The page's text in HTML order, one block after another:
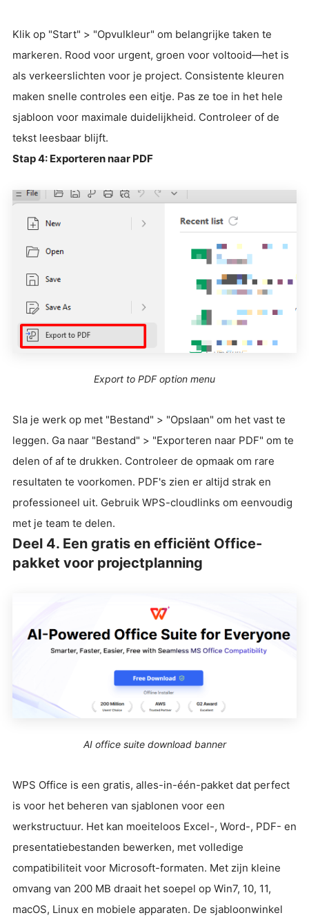
Klik op "Start" > "Opvulkleur" om belangrijke taken te
markeren. Rood voor urgent, groen voor voltooid—het is
als verkeerslichten voor je project. Consistente kleuren
maken snelle controles een eitje. Pas ze toe in het hele
sjabloon voor maximale duidelijkheid. Controleer of de
tekst leesbaar blijft.
Stap 4: Exporteren naar PDF
Export to PDF option menu
Sla je werk op met "Bestand" > "Opslaan" om het vast te
leggen. Ga naar "Bestand" > "Exporteren naar PDF" om te
delen of af te drukken. Controleer de opmaak om rare
resultaten te voorkomen. PDF's zien er altijd strak en
professioneel uit. Gebruik WPS-cloudlinks om eenvoudig
met je team te delen.
Deel 4. Een gratis en efficiënt Office-
pakket voor projectplanning
AI office suite download banner
WPS Office is een gratis, alles-in-één-pakket dat perfect
is voor het beheren van sjablonen voor een
werkstructuur. Het kan moeiteloos Excel-, Word-, PDF- en
presentatiebestanden bewerken, met volledige
compatibiliteit voor Microsoft-formaten. Met zijn kleine
omvang van 200 MB draait het soepel op Win7, 10, 11,
macOS, Linux en mobiele apparaten. De sjabloonwinkel